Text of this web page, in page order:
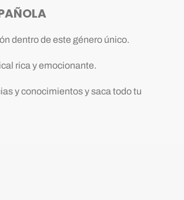
dentro de este género único.
rica y emocionante.
y conocimientos y saca todo tu